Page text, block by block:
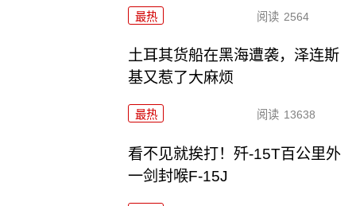
最热 阅读 2564
土耳其货船在黑海遭袭，泽连斯
基又惹了大麻烦
最热 阅读 13638
看不见就挨打！歼-15T百公里外
一剑封喉F-15J